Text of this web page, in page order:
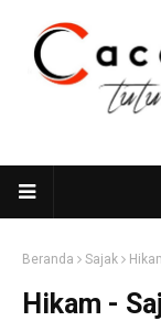
Beranda Sajak
Hikam -